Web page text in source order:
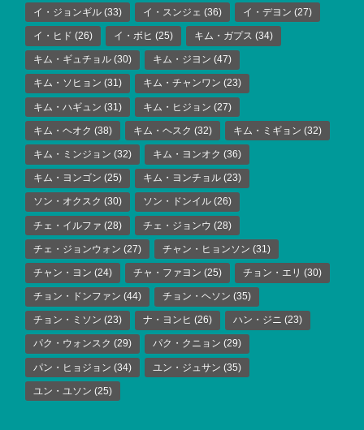
イ・ジョンギル (33) イ・スンジェ (36) イ・デヨン (27)
イ・ヒド (26) イ・ボヒ (25) キム・ガプス (34)
キム・ギュチョル (30) キム・ジヨン (47)
キム・ソヒョン (31) キム・チャンワン (23)
キム・ハギュン (31) キム・ヒジョン (27)
キム・ヘオク (38) キム・ヘスク (32) キム・ミギョン (32)
キム・ミンジョン (32) キム・ヨンオク (36)
キム・ヨンゴン (25) キム・ヨンチョル (23)
ソン・オクスク (30) ソン・ドンイル (26)
チェ・イルファ (28) チェ・ジョンウ (28)
チェ・ジョンウォン (27) チャン・ヒョンソン (31)
チャン・ヨン (24) チャ・ファヨン (25) チョン・エリ (30)
チョン・ドンファン (44) チョン・ヘソン (35)
チョン・ミソン (23) ナ・ヨンヒ (26) ハン・ジニ (23)
パク・ウォンスク (29) パク・クニョン (29)
パン・ヒョジョン (34) ユン・ジュサン (35)
ユン・ユソン (25)